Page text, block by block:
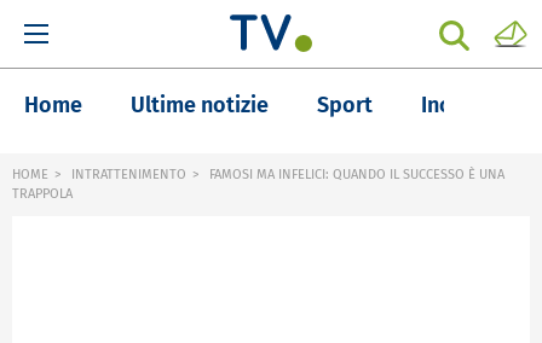
Home Ultime notizie Sport Inchieste
HOME INTRATTENIMENTO
FAMOSI MA INFELICI: QUANDO IL SUCCESSO È UNA
TRAPPOLA